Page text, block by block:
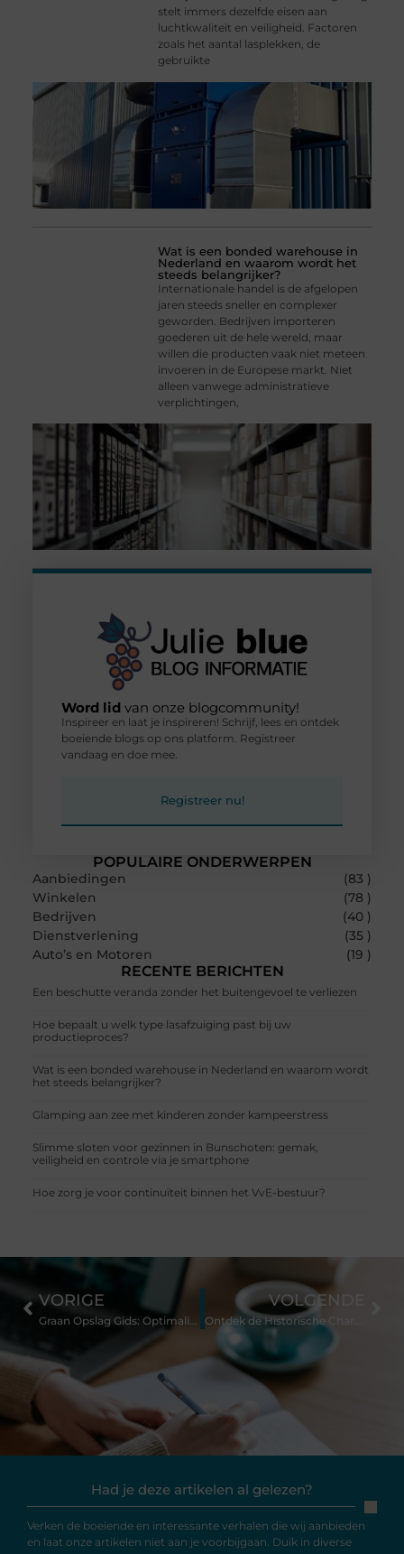
stelt immers dezelfde eisen aan
luchtkwaliteit en veiligheid. Factoren
zoals het aantal lasplekken, de
gebruikte
Wat is een bonded warehouse in
Nederland en waarom wordt het
steeds belangrijker?
Internationale handel is de afgelopen
jaren steeds sneller en complexer
geworden. Bedrijven importeren
goederen uit de hele wereld, maar
willen die producten vaak niet meteen
invoeren in de Europese markt. Niet
alleen vanwege administratieve
verplichtingen,
POPULAIRE ONDERWERPEN
Aanbiedingen
(83 )
Winkelen
(78 )
Bedrijven
(40 )
Dienstverlening
(35 )
Auto’s en Motoren
(19 )
RECENTE BERICHTEN
Een beschutte veranda zonder het buitengevoel te verliezen
Hoe bepaalt u welk type lasafzuiging past bij uw
productieproces?
Wat is een bonded warehouse in Nederland en waarom wordt
het steeds belangrijker?
Glamping aan zee met kinderen zonder kampeerstress
Slimme sloten voor gezinnen in Bunschoten: gemak,
veiligheid en controle via je smartphone
Hoe zorg je voor continuïteit binnen het VvE-bestuur?
Word lid van onze blogcommunity!
Inspireer en laat je inspireren! Schrijf, lees en ontdek
boeiende blogs op ons platform. Registreer
vandaag en doe mee.
Registreer nu!
Had je deze artikelen al gelezen?
Verken de boeiende en interessante verhalen die wij aanbieden
en laat onze artikelen niet aan je voorbijgaan. Duik in diverse
VORIGE
Graan Opslag Gids: Optimaliseer Je Oogst Bewaring
VOLGENDE